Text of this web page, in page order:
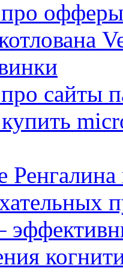
сайты
купить